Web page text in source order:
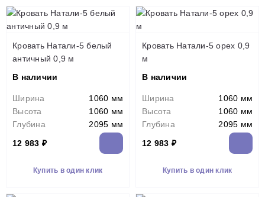
Кровать Натали-5 белый
античный 0,9 м
В наличии
Ширина
1060 мм
Высота
1060 мм
Глубина
2095 мм
12 983 ₽
Купить в один клик
Кровать Натали-5 орех 0,9
м
В наличии
Ширина
1060 мм
Высота
1060 мм
Глубина
2095 мм
12 983 ₽
Купить в один клик